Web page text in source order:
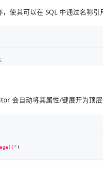
使其可以在 SQL 中通过名称引
;
会自动将其属性/键展开为顶层
)